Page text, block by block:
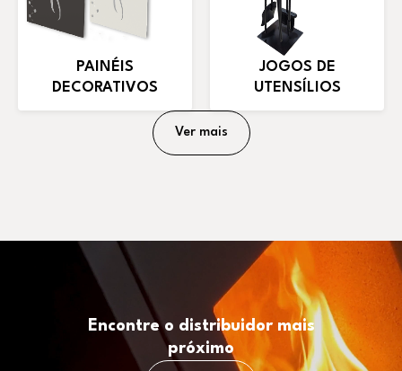
PAINÉIS
DECORATIVOS
JOGOS DE
UTENSÍLIOS
Ver mais
Encontre o distribuidor mais
próximo